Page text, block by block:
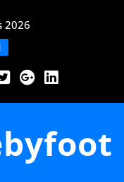
2026